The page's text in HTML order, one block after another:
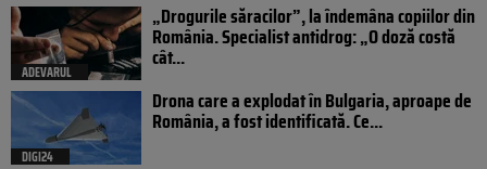
ADEVARUL
„Drogurile săracilor”, la îndemâna copiilor din
România. Specialist antidrog: „O doză costă
cât...
DIGI24
Drona care a explodat în Bulgaria, aproape de
România, a fost identificată. Ce...